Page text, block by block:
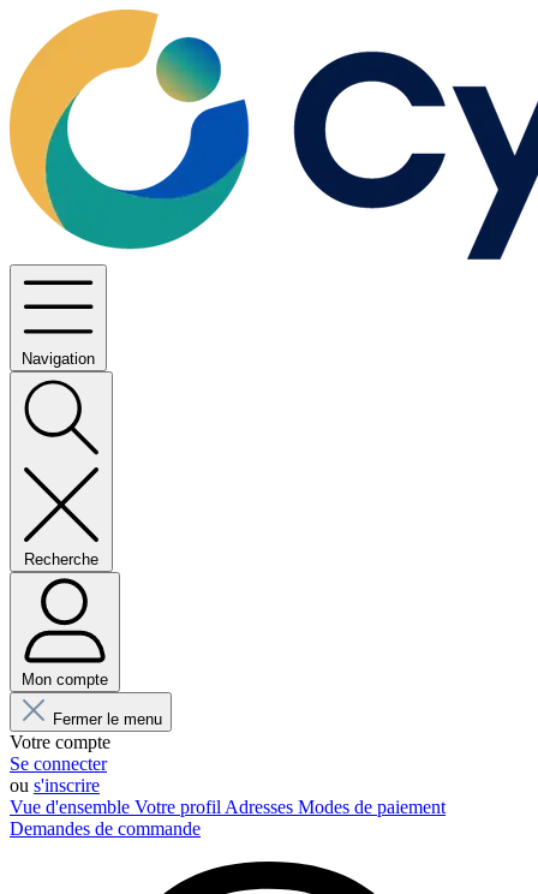
Navigation
Recherche
Mon compte
Fermer le menu
Votre compte
Se connecter
ou s'inscrire
Vue d'ensemble Votre profil Adresses Modes de paiement
Demandes de commande